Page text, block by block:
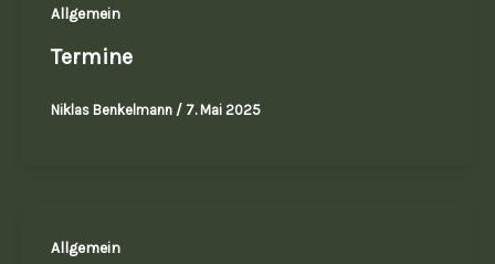
Allgemein
Termine
Niklas Benkelmann / 7. Mai 2025
Allgemein